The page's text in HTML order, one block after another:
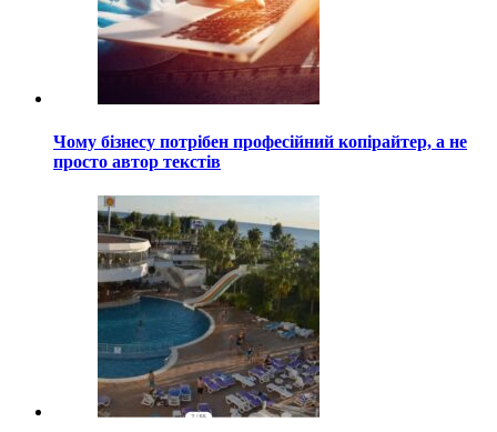
Чому бізнесу потрібен професійний копірайтер, а не
просто автор текстів